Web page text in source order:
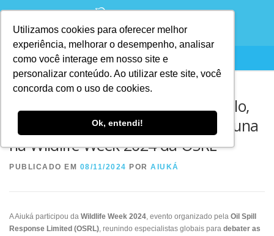
Utilizamos cookies para oferecer melhor
experiência, melhorar o desempenho, analisar
como você interage em nosso site e
personalizar conteúdo. Ao utilizar este site, você
concorda com o uso de cookies.
Ok, entendi!
Diretora da Aiuká, Valeria Ruoppolo,
compartilha conhecimentos de fauna
na Wildlife Week 2024 da OSRL
PUBLICADO EM 08/11/2024 POR AIUKÁ
A Aiuká participou da Wildlife Week 2024, evento organizado pela Oil Spill
Response Limited (OSRL), reunindo especialistas globais para debater as